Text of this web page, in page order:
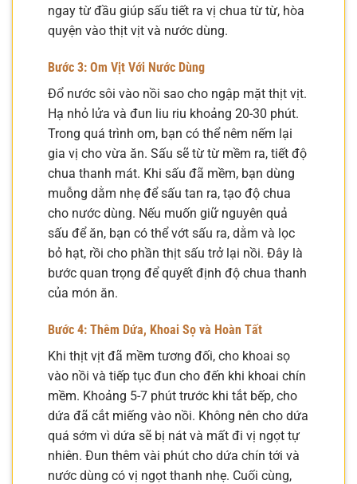
ngay từ đầu giúp sấu tiết ra vị chua từ từ, hòa
quyện vào thịt vịt và nước dùng.
Bước 3: Om Vịt Với Nước Dùng
Đổ nước sôi vào nồi sao cho ngập mặt thịt vịt.
Hạ nhỏ lửa và đun liu riu khoảng 20-30 phút.
Trong quá trình om, bạn có thể nêm nếm lại
gia vị cho vừa ăn. Sấu sẽ từ từ mềm ra, tiết độ
chua thanh mát. Khi sấu đã mềm, bạn dùng
muỗng dằm nhẹ để sấu tan ra, tạo độ chua
cho nước dùng. Nếu muốn giữ nguyên quả
sấu để ăn, bạn có thể vớt sấu ra, dằm và lọc
bỏ hạt, rồi cho phần thịt sấu trở lại nồi. Đây là
bước quan trọng để quyết định độ chua thanh
của món ăn.
Bước 4: Thêm Dứa, Khoai Sọ và Hoàn Tất
Khi thịt vịt đã mềm tương đối, cho khoai sọ
vào nồi và tiếp tục đun cho đến khi khoai chín
mềm. Khoảng 5-7 phút trước khi tắt bếp, cho
dứa đã cắt miếng vào nồi. Không nên cho dứa
quá sớm vì dứa sẽ bị nát và mất đi vị ngọt tự
nhiên. Đun thêm vài phút cho dứa chín tới và
nước dùng có vị ngọt thanh nhẹ. Cuối cùng,